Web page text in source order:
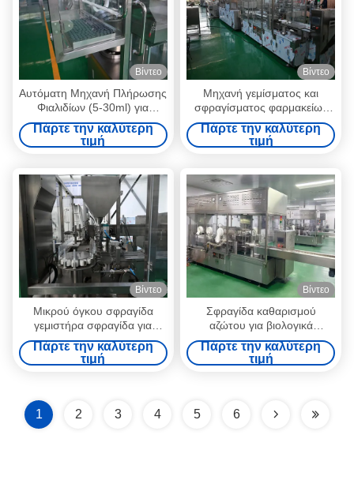
Βίντεο
Αυτόματη Μηχανή Πλήρωσης
Φιαλιδίων (5-30ml) για
Διαλύματα CRISPR-Cas9
Υψηλής Ακρίβειας Διαχείριση
Υγρών για Γονιδιακές
Συνθέσεις Επιστημών Ζωής
Πάρτε την καλύτερη
τιμή
Βίντεο
Μηχανή γεμίσματος και
σφραγίσματος φαρμακείων
υψηλής ταχύτητας με
πιστοποίηση GMP με
ακρίβεια 99,9% για ορμονικά
Πάρτε την καλύτερη
τιμή
Βίντεο
Μικρού όγκου σφραγίδα
γεμιστήρα σφραγίδα για
υψηλού κόστους ορμόνες με
υπερηχητικό πλυντήριο και
ξηρό θέρμανση φούρνο,
Πάρτε την καλύτερη
τιμή
Βίντεο
Σφραγίδα καθαρισμού
αζώτου για βιολογικά
προϊόντα ευαίσθητα στο
οξυγόνο 1-10 ml, υψηλής
χωρητικότητας με
Πάρτε την καλύτερη
τιμή
1 2 3 4 5 6